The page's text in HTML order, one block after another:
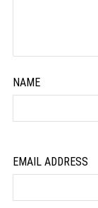
NAME
EMAIL ADDRESS